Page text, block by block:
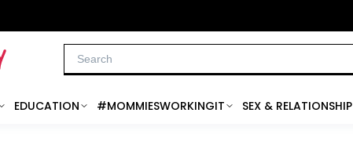
EDUCATION #MOMMIESWORKINGIT SEX & RELATIONSHIP